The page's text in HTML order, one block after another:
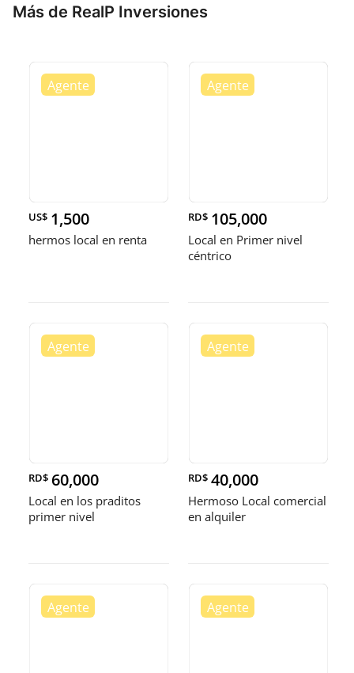
Más de RealP Inversiones
US$ 1,500
hermos local en renta
RD$ 105,000
Local en Primer nivel
céntrico
RD$ 60,000
Local en los praditos
primer nivel
RD$ 40,000
Hermoso Local comercial
en alquiler